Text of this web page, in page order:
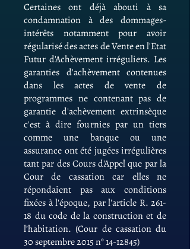
Certaines ont déjà abouti à sa
condamnation à des dommages-
intérêts notamment pour avoir
régularisé des actes de Vente en l'Etat
Futur d'Achèvement irréguliers. Les
garanties d'achèvement contenues
dans les actes de vente de
programmes ne contenant pas de
garantie d'achèvement extrinsèque
c'est à dire fournies par un tiers
comme une banque ou une
assurance ont été jugées irrégulières
tant par des Cours d'Appel que par la
Cour de cassation car elles ne
répondaient pas aux conditions
fixées à l'époque, par l'article R. 261-
18 du code de la construction et de
l’habitation. (Cour de cassation du
30 septembre 2015 n°14-12845)